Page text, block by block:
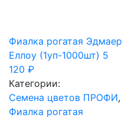
Фиалка рогатая Эдмаер
Еллоу (1уп-1000шт) 5
120 ₽
Категории:
Cемена цветов ПРОФИ,
Фиалка рогатая